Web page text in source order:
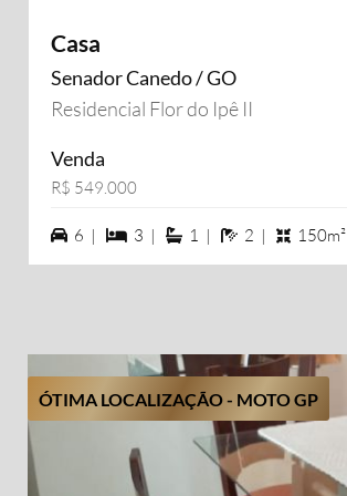
Casa
Senador Canedo / GO
Residencial Flor do Ipê II
Venda
R$ 549.000
6 vagas na garagem
6 | 3 dormiórios
3 | 1 suítes
1 | 2 banheiros
2 | 150m²
ÓTIMA LOCALIZAÇÃO - MOTO GP